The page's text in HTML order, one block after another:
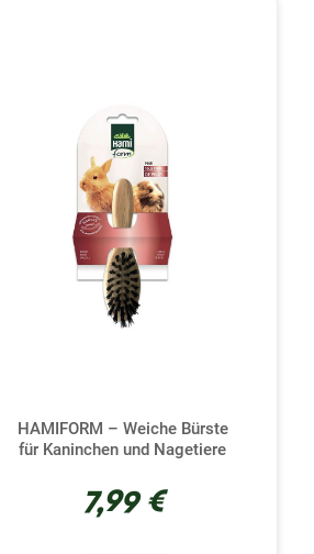
Petit Rongeur
der Verbundenheit
sichert.
Sie eventuelle
könnten, erkennen. Die von
beitragen, diesen
spezifische Erkrankung
zu konsultieren.
indem es deren Auftreten
Ihrem Kaninchen
wurden speziell
und Fell zu pflegen. Durch
HAMIFORM – Weiche Bürste
für Kaninchen und Nagetiere
7,99 €